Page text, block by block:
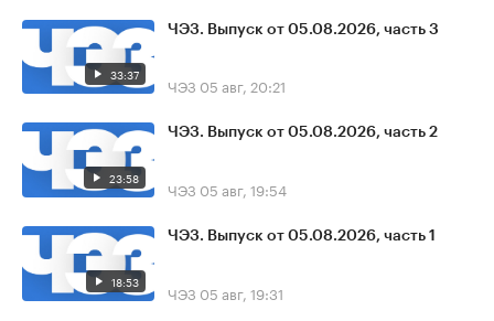
33:37
ЧЭЗ. Выпуск от 05.08.2026, часть 3
ЧЭЗ 05 авг, 20:21
23:58
ЧЭЗ. Выпуск от 05.08.2026, часть 2
ЧЭЗ 05 авг, 19:54
18:53
ЧЭЗ. Выпуск от 05.08.2026, часть 1
ЧЭЗ 05 авг, 19:31